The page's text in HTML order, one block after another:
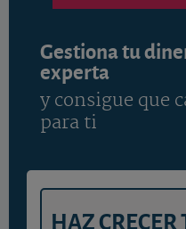
Gestiona tu
experta
y consigue que
para ti
HAZ